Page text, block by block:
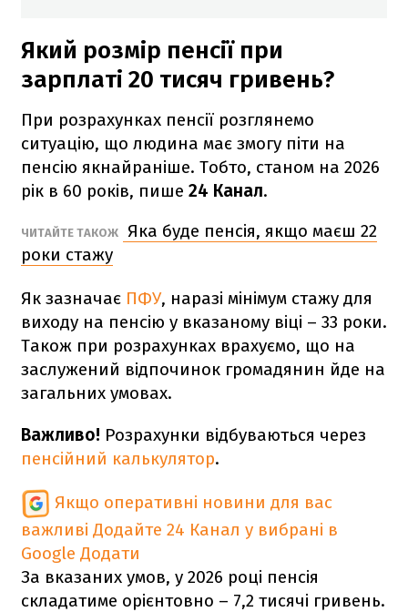
Який розмір пенсії при
зарплаті 20 тисяч гривень?
При розрахунках пенсії розглянемо
ситуацію, що людина має змогу піти на
пенсію якнайраніше. Тобто, станом на 2026
рік в 60 років, пише 24 Канал.
ЧИТАЙТЕ ТАКОЖ
Яка буде пенсія, якщо маєш 22
роки стажу
Як зазначає ПФУ, наразі мінімум стажу для
виходу на пенсію у вказаному віці – 33 роки.
Також при розрахунках врахуємо, що на
заслужений відпочинок громадянин йде на
загальних умовах.
Важливо! Розрахунки відбуваються через
пенсійний калькулятор.
Якщо оперативні новини для вас
важливі Додайте 24 Канал у вибрані в
Google Додати
За вказаних умов, у 2026 році пенсія
складатиме орієнтовно – 7,2 тисячі гривень.